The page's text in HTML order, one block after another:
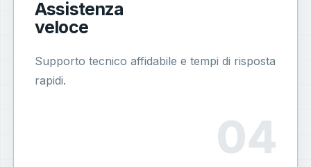
Assistenza
veloce
Supporto tecnico affidabile e tempi di risposta
rapidi.